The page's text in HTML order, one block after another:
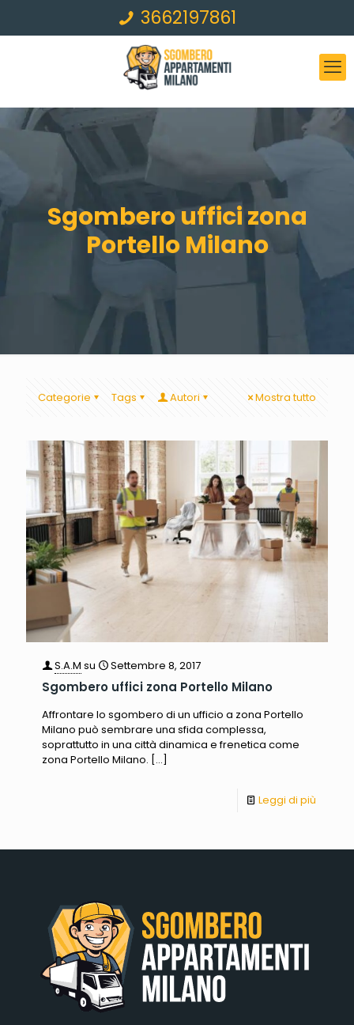
3662197861
Sgombero uffici zona
Portello Milano
Categorie Tags Autori Mostra tutto
S.A.M su Settembre 8, 2017
Sgombero uffici zona Portello Milano
Affrontare lo sgombero di un ufficio a zona Portello
Milano può sembrare una sfida complessa,
soprattutto in una città dinamica e frenetica come
zona Portello Milano. […]
Leggi di più